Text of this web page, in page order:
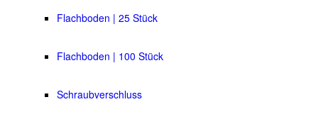
Flachboden | 25 Stück
Flachboden | 100 Stück
Schraubverschluss